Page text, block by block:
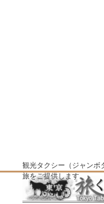
観光タクシー（ジャンボ
旅をご提供します。